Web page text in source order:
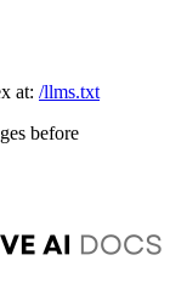
at: /llms.txt
before